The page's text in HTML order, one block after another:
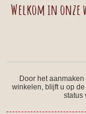
Welkom in onze
Door het
winkelen, blijft u op
status